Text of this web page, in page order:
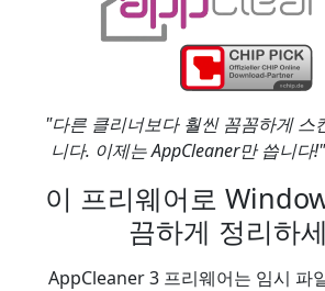
"다른 클리너보다 훨씬 꼼꼼하게 스
니다. 이제는 AppCleaner만 씁니다
이 프리웨어로
끔하게 정리하
AppCleaner 3 프리웨어는 임시 파